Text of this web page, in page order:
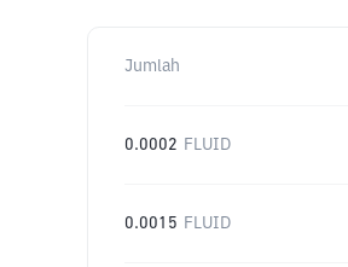
Jumlah
0.0002 FLUID
0.0015 FLUID